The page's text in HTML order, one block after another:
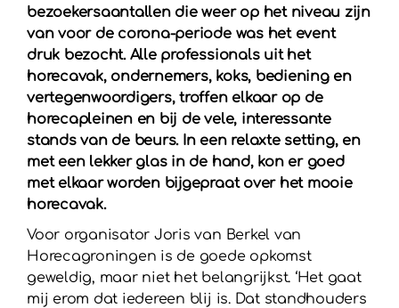
bezoekersaantallen die weer op het niveau zijn
van voor de corona-periode was het event
druk bezocht. Alle professionals uit het
horecavak, ondernemers, koks, bediening en
vertegenwoordigers, troffen elkaar op de
horecapleinen en bij de vele, interessante
stands van de beurs. In een relaxte setting, en
met een lekker glas in de hand, kon er goed
met elkaar worden bijgepraat over het mooie
horecavak.
Voor organisator Joris van Berkel van
Horecagroningen is de goede opkomst
geweldig, maar niet het belangrijkst. ‘Het gaat
mij erom dat iedereen blij is. Dat standhouders